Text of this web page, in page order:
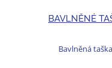
BAVLNĚNÉ
Bavlněná